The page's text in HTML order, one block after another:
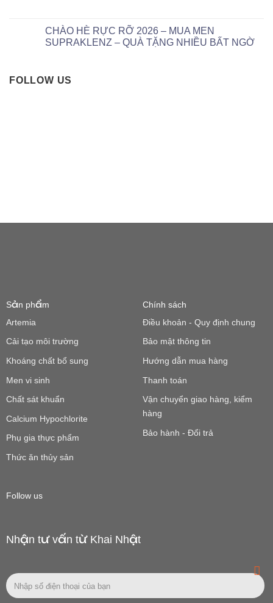
CHÀO HÈ RỰC RỠ 2026 – MUA MEN
SUPRAKLENZ – QUÀ TẶNG NHIỀU BẤT NGỜ
FOLLOW US
Sản phẩm
Artemia
Cải tạo môi trường
Khoáng chất bổ sung
Men vi sinh
Chất sát khuẩn
Calcium Hypochlorite
Phụ gia thực phẩm
Thức ăn thủy sản
Chính sách
Điều khoản - Quy định chung
Bảo mật thông tin
Hướng dẫn mua hàng
Thanh toán
Vận chuyển giao hàng, kiểm
hàng
Bảo hành - Đổi trả
Follow us
Nhận tư vấn từ Khai Nhật